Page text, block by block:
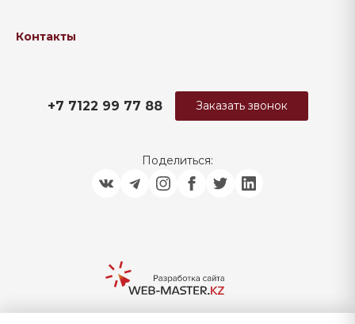
Контакты
+7 7122 99 77 88 Заказать звонок
Поделиться: